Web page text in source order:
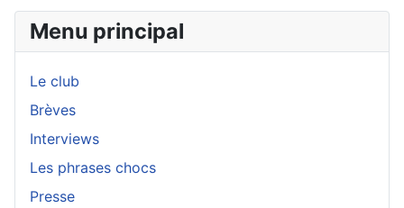
Menu principal
Le club
Brèves
Interviews
Les phrases chocs
Presse